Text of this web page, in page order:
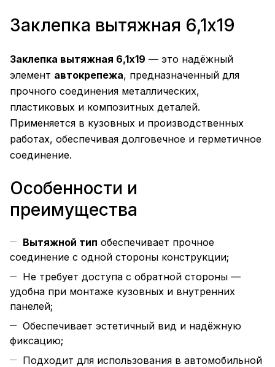
Заклепка вытяжная 6,1х19
Заклепка вытяжная 6,1х19 — это надёжный
элемент автокрепежа, предназначенный для
прочного соединения металлических,
пластиковых и композитных деталей.
Применяется в кузовных и производственных
работах, обеспечивая долговечное и герметичное
соединение.
Особенности и
преимущества
Вытяжной тип обеспечивает прочное
соединение с одной стороны конструкции;
Не требует доступа с обратной стороны —
удобна при монтаже кузовных и внутренних
панелей;
Обеспечивает эстетичный вид и надёжную
фиксацию;
Подходит для использования в автомобильной